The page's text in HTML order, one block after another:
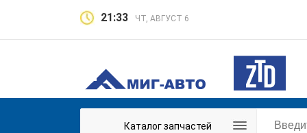
21:33 ЧТ, АВГУСТ 6
Каталог запчастей